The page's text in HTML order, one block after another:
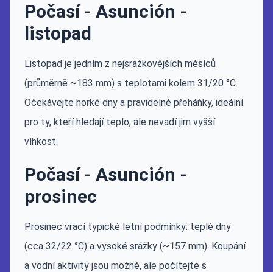
Počasí - Asunción -
listopad
Listopad je jedním z nejsrážkovějších měsíců
(průměrně ~183 mm) s teplotami kolem 31/20 °C.
Očekávejte horké dny a pravidelné přeháňky, ideální
pro ty, kteří hledají teplo, ale nevadí jim vyšší
vlhkost.
Počasí - Asunción -
prosinec
Prosinec vrací typické letní podmínky: teplé dny
(cca 32/22 °C) a vysoké srážky (~157 mm). Koupání
a vodní aktivity jsou možné, ale počítejte s